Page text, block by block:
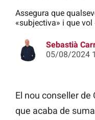
Assegura que
«subjectiva» i que
Sebastià
05/08/2024
El nou conseller de
que acaba de